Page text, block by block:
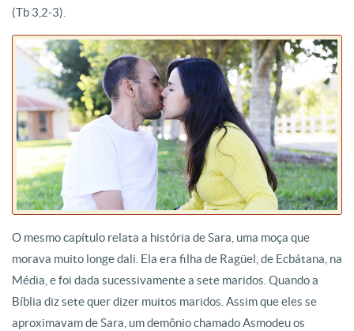
(Tb 3,2-3).
O mesmo capítulo relata a história de Sara, uma moça que
morava muito longe dali. Ela era filha de Ragüel, de Ecbátana, na
Média, e foi dada sucessivamente a sete maridos. Quando a
Bíblia diz sete quer dizer muitos maridos. Assim que eles se
aproximavam de Sara, um demônio chamado Asmodeu os